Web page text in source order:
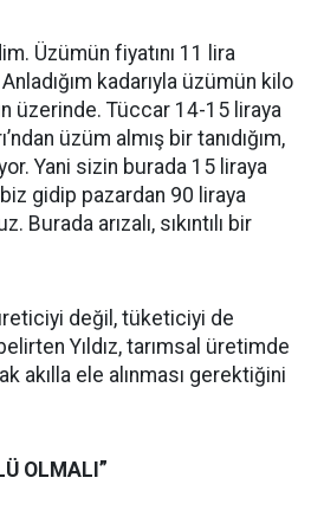
Üzümün fiyatını 11 lira
kadarıyla üzümün kilo
üzerinde. Tüccar 14-15 liraya
üzüm almış bir tanıdığım,
Yani sizin burada 15 liraya
gidip pazardan 90 liraya
Burada arızalı, sıkıntılı bir
değil, tüketiciyi de
Yıldız, tarımsal üretimde
akılla ele alınması gerektiğini
OLMALI”